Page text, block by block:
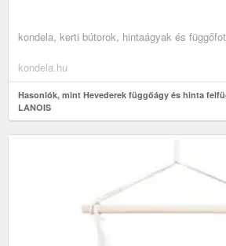
kondela, kerti bútorok, hintaágyak és
kondela.hu
Hasonlók, mint Hevederek függőágy és hinta
LANOIS